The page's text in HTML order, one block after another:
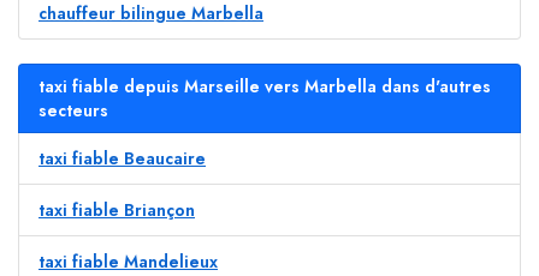
chauffeur bilingue Marbella
taxi fiable depuis Marseille vers Marbella dans d'autres
secteurs
taxi fiable Beaucaire
taxi fiable Briançon
taxi fiable Mandelieux